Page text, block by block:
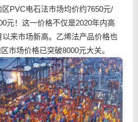
PVC电石法市场均价约7650元/
元！这一价格不仅是2020年内高
以来市场新高。乙烯法产品价格也
市场价格已突破8000元大关。